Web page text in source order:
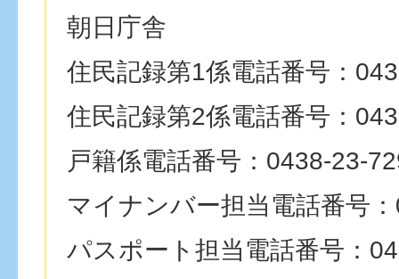
朝日庁舎
住民記録第1係電話番号：
住民記録第2係電話番号：
戸籍係電話番号：0438-23-
マイナンバー担当電話番号
パスポート担当電話番号：